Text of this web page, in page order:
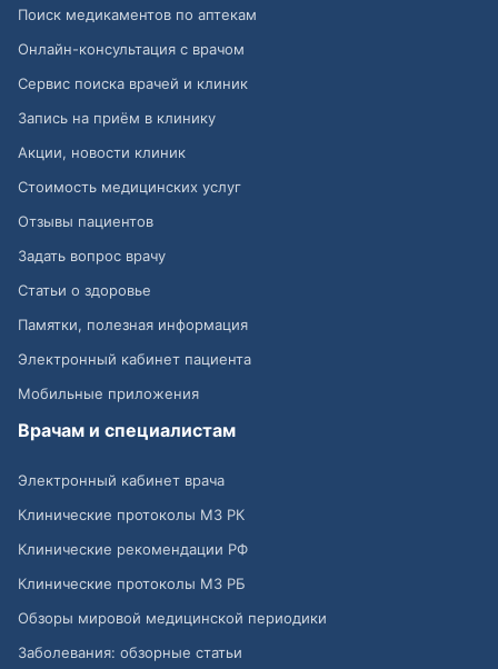
Поиск медикаментов по аптекам
Онлайн-консультация с врачом
Сервис поиска врачей и клиник
Запись на приём в клинику
Акции, новости клиник
Стоимость медицинских услуг
Отзывы пациентов
Задать вопрос врачу
Статьи о здоровье
Памятки, полезная информация
Электронный кабинет пациента
Мобильные приложения
Врачам и специалистам
Электронный кабинет врача
Клинические протоколы МЗ РК
Клинические рекомендации РФ
Клинические протоколы МЗ РБ
Обзоры мировой медицинской периодики
Заболевания: обзорные статьи